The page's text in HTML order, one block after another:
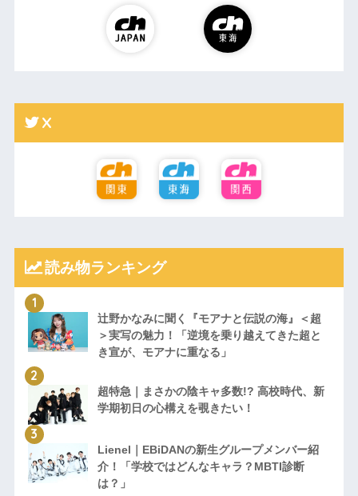
X
読み物ランキング
辻野かなみに聞く『モアナと伝説の海』＜超
＞実写の魅力！「逆境を乗り越えてきた超と
き宣が、モアナに重なる」
超特急｜まさかの陰キャ多数!? 高校時代、新
学期初日の心構えを覗きたい！
Lienel｜EBiDANの新生グループメンバー紹
介！「学校ではどんなキャラ？MBTI診断
は？」